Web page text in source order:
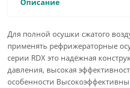
Описание
Для полной осушки сжатого
применять рефрижераторные
серии RDX это надёжная
давления, высокая
особенности